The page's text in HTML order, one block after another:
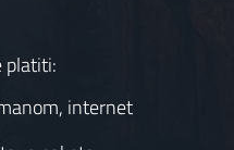
platiti:
internet